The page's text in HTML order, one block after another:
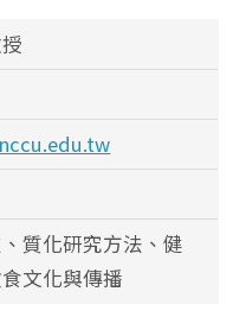
質化研究方法、健
文化與傳播